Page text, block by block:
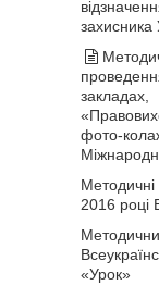
захисника
фото-
2016 році
«Урок»